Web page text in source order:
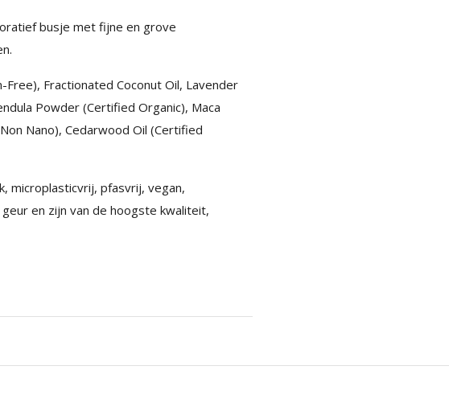
busje met fijne en grove
Free), Fractionated Coconut Oil, Lavender
Powder (Certified Organic), Maca
Nano), Cedarwood Oil (Certified
microplasticvrij, pfasvrij, vegan,
en zijn van de hoogste kwaliteit,